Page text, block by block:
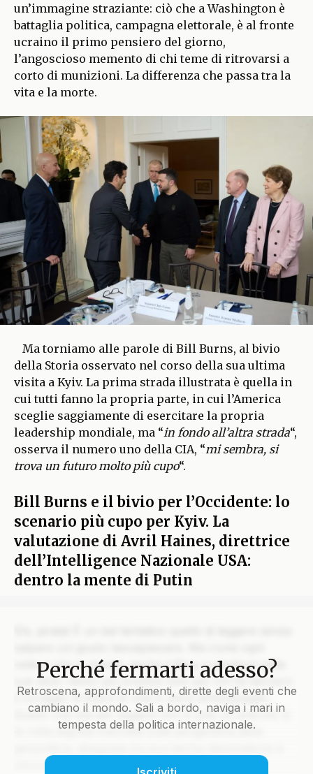
un’immagine straziante: ciò che a Washington è
battaglia politica, campagna elettorale, è al fronte
ucraino il primo pensiero del giorno,
l’angoscioso memento di chi teme di ritrovarsi a
corto di munizioni. La differenza che passa tra la
vita e la morte.
Ma torniamo alle parole di Bill Burns, al bivio
della Storia osservato nel corso della sua ultima
visita a Kyiv. La prima strada illustrata è quella in
cui tutti fanno la propria parte, in cui l’America
sceglie saggiamente di esercitare la propria
leadership mondiale, ma “in fondo all’altra strada“,
osserva il numero uno della CIA, “mi sembra, si
trova un futuro molto più cupo“.
Bill Burns e il bivio per l’Occidente: lo
scenario più cupo per Kyiv. La
valutazione di Avril Haines, direttrice
dell’Intelligence Nazionale USA:
dentro la mente di Putin
veliero che si rispetti, anche il Blog custodisce nelle
sue stive i tesori più preziosi solo per chi ha davvero
il coraggio di issare le vele e unirsi all’equipaggio.
Quello che stai per leggere non è solo un articolo: è
la rotta segreta tracciata sulla pergamena della
silenzi che parlano più di mille colpi di cannone.
Perché fermarti adesso?
Retroscena, approfondimenti, dirette degli eventi che
cambiano il mondo. Sali a bordo, naviga i mari in
tempesta della politica internazionale.